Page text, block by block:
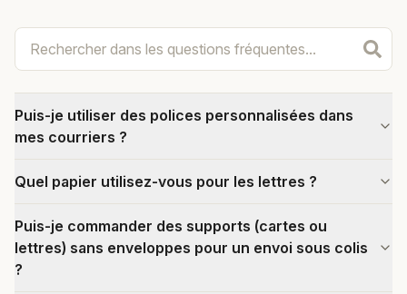
Puis-je utiliser des polices personnalisées dans
mes courriers ?
Quel papier utilisez-vous pour les lettres ?
Puis-je commander des supports (cartes ou
lettres) sans enveloppes pour un envoi sous colis
?